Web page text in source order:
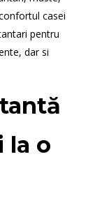
casei
pentru
dar si
la o